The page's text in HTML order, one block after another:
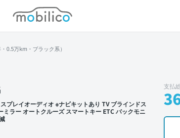
モビリコ
0.5万km・ブラック系）
プレイオーディオ ※ナビキットあり TV ブラインドス
ラー オートクルーズ スマートキー ETC バックモニ
支払